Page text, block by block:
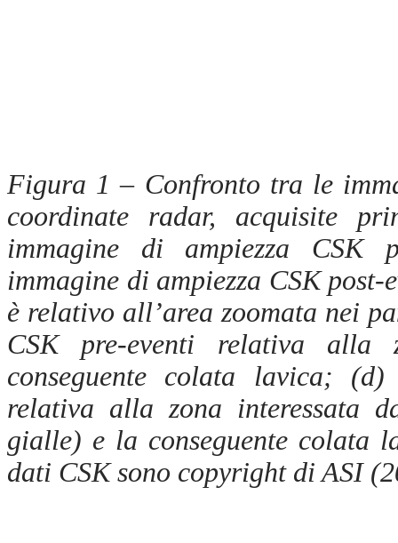
Figura 1 – Confronto tra le
coordinate radar, acquisite
immagine di ampiezza CSK
immagine di ampiezza CSK
è relativo all’area zoomata nei
CSK pre-eventi relativa
conseguente colata lavica; (d)
relativa alla zona interessata
gialle) e la conseguente colata
dati CSK sono copyright di ASI